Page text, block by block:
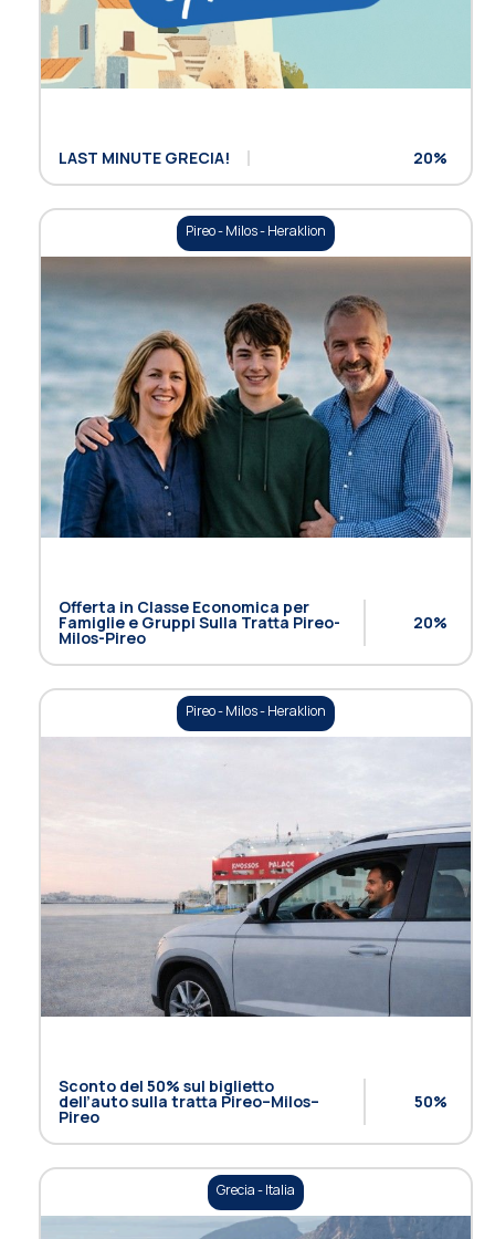
LAST MINUTE GRECIA! 20%
Pireo - Milos - Heraklion
Offerta in Classe Economica per
Famiglie e ​​Gruppi Sulla Tratta Pireo-
Milos-Pireo
20%
Pireo - Milos - Heraklion
Sconto del 50% sul biglietto
dell’auto sulla tratta Pireo–Milos–
Pireo
50%
Grecia - Italia